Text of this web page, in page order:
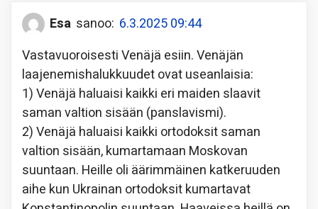
Esa sanoo: 6.3.2025 09:44
Vastavuoroisesti Venäjä esiin. Venäjän
laajenemishalukkuudet ovat useanlaisia:
1) Venäjä haluaisi kaikki eri maiden slaavit
saman valtion sisään (panslavismi).
2) Venäjä haluaisi kaikki ortodoksit saman
valtion sisään, kumartamaan Moskovan
suuntaan. Heille oli äärimmäinen katkeruuden
aihe kun Ukrainan ortodoksit kumartavat